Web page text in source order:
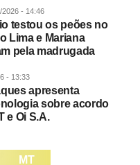
pode afetar serviços
a agricultura, como a
regulação do clima
produtivas sem
podem
que ampliam
Agro já está
2026 - 14:46
testou os peões no
Lima e Mariana
pela madrugada
- 13:33
apresenta
sobre acordo
e Oi S.A.